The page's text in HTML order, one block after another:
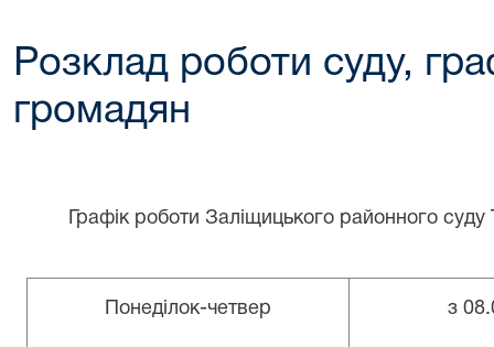
Розклад роботи суду,
громадян
рафік роботи Заліщицького районного суду
Понеділок-четвер з